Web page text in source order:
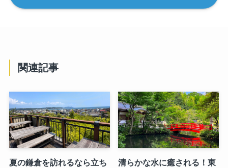
関連記事
夏の鎌倉を訪れるなら立ち
清らかな水に癒される！東